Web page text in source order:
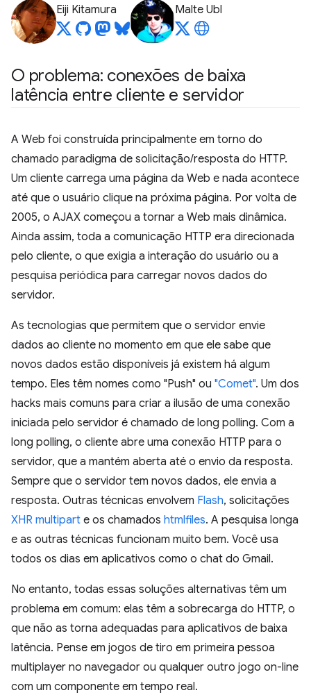
Eiji Kitamura Malte Ubl
O problema: conexões de baixa
latência entre cliente e servidor
A Web foi construída principalmente em torno do
chamado paradigma de solicitação/resposta do HTTP.
Um cliente carrega uma página da Web e nada acontece
até que o usuário clique na próxima página. Por volta de
2005, o AJAX começou a tornar a Web mais dinâmica.
Ainda assim, toda a comunicação HTTP era direcionada
pelo cliente, o que exigia a interação do usuário ou a
pesquisa periódica para carregar novos dados do
servidor.
As tecnologias que permitem que o servidor envie
dados ao cliente no momento em que ele sabe que
novos dados estão disponíveis já existem há algum
tempo. Eles têm nomes como "Push" ou "Comet". Um dos
hacks mais comuns para criar a ilusão de uma conexão
iniciada pelo servidor é chamado de long polling. Com a
long polling, o cliente abre uma conexão HTTP para o
servidor, que a mantém aberta até o envio da resposta.
Sempre que o servidor tem novos dados, ele envia a
resposta. Outras técnicas envolvem Flash, solicitações
XHR multipart e os chamados htmlfiles. A pesquisa longa
e as outras técnicas funcionam muito bem. Você usa
todos os dias em aplicativos como o chat do Gmail.
No entanto, todas essas soluções alternativas têm um
problema em comum: elas têm a sobrecarga do HTTP, o
que não as torna adequadas para aplicativos de baixa
latência. Pense em jogos de tiro em primeira pessoa
multiplayer no navegador ou qualquer outro jogo on-line
com um componente em tempo real.